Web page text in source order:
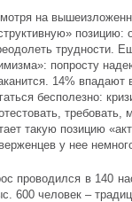
на
позицию:
трудности.
попросту
14%
бесполезно:
такую позицию
у нее
проводился в 140
600 человек –